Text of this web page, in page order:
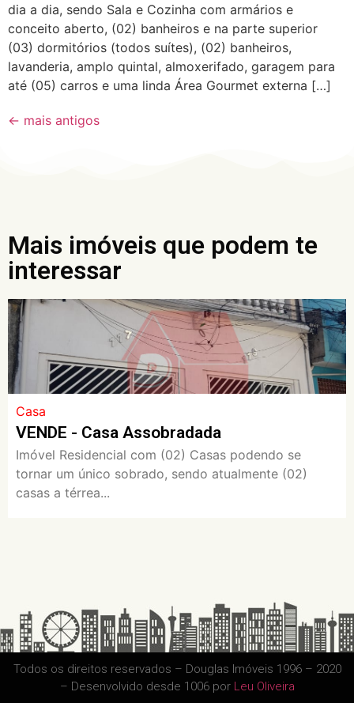
dia a dia, sendo Sala e Cozinha com armários e
conceito aberto, (02) banheiros e na parte superior
(03) dormitórios (todos suítes), (02) banheiros,
lavanderia, amplo quintal, almoxerifado, garagem para
até (05) carros e uma linda Área Gourmet externa […]
← mais antigos
Mais imóveis que podem te
interessar
Casa
VENDE - Casa Assobradada
Imóvel Residencial com (02) Casas podendo se
tornar um único sobrado, sendo atualmente (02)
casas a térrea...
Todos os direitos reservados – Douglas Imóveis 1996 – 2020
– Desenvolvido desde 1006 por Leu Oliveira